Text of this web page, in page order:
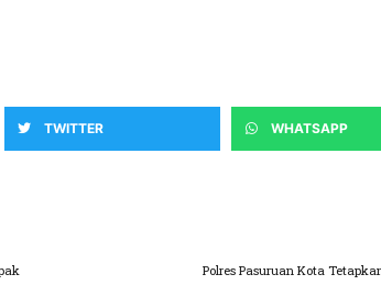
TWITTER WHATSAPP
Polres Pasuruan Kota